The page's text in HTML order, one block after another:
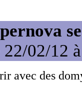
02/12
avec des